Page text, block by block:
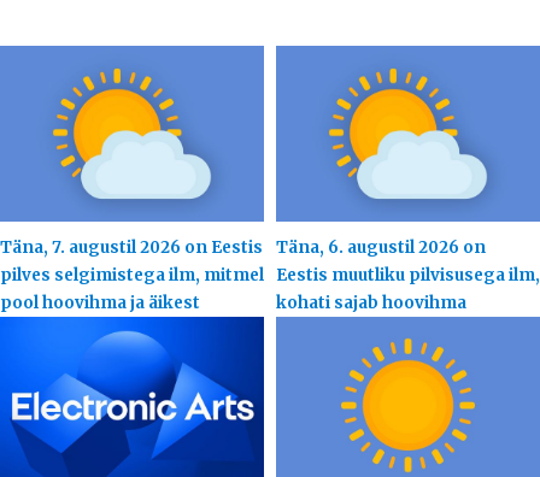
Täna, 7. augustil 2026 on Eestis
pilves selgimistega ilm, mitmel
pool hoovihma ja äikest
Täna, 6. augustil 2026 on
Eestis muutliku pilvisusega ilm,
kohati sajab hoovihma